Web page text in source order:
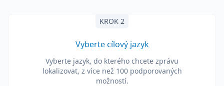
KROK 2
Vyberte cílový jazyk
Vyberte jazyk, do kterého chcete zprávu
lokalizovat, z více než 100 podporovaných
možností.